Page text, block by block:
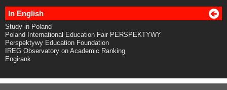
In English
Study in Poland
Poland International Education Fair PERSPEKTYWY
Perspektywy Education Foundation
IREG Observatory on Academic Ranking
Engirank